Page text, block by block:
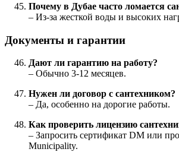
Почему в Дубае часто ломается
– Из-за жесткой воды и высоких
Документы и гарантии
Дают ли гарантию на работу?
– Обычно 3-12 месяцев.
Нужен ли договор с сантехником?
– Да, особенно на дорогие работы.
Как проверить лицензию
– Запросить сертификат DM или
Municipality.